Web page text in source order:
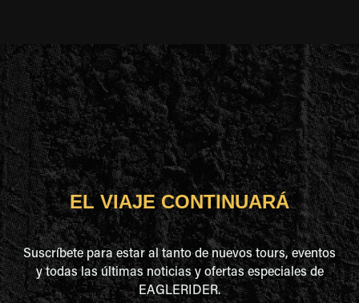
EL VIAJE CONTINUARÁ
Suscríbete para estar al tanto de nuevos tours, eventos
y todas las últimas noticias y ofertas especiales de
EAGLERIDER.